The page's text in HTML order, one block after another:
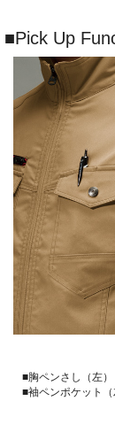
■Pick Up
■胸ペンさし（左）
■袖ペンポケット（